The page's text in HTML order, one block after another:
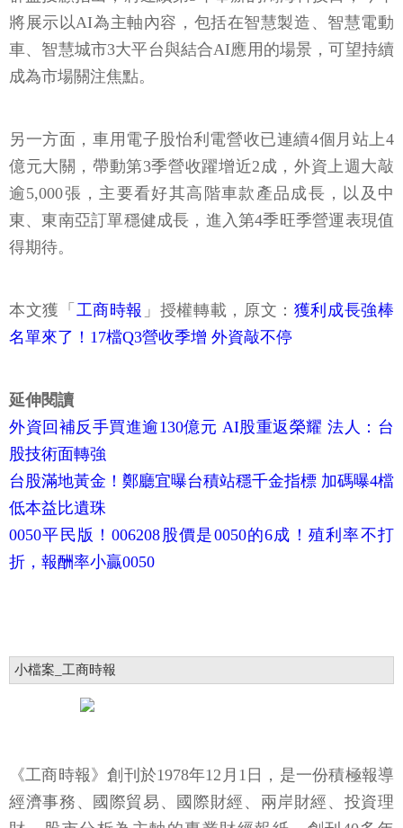
將展示以AI為主軸內容，包括在智慧製造、智慧電動
車、智慧城市3大平台與結合AI應用的場景，可望持續
成為市場關注焦點。
另一方面，車用電子股怡利電營收已連續4個月站上4
億元大關，帶動第3季營收躍增近2成，外資上週大敲
逾5,000張，主要看好其高階車款產品成長，以及中
東、東南亞訂單穩健成長，進入第4季旺季營運表現值
得期待。
本文獲「 工商時報 」授權轉載，原文： 獲利成長強棒
名單來了！17檔Q3營收季增 外資敲不停
延伸閱讀
外資回補反手買進逾130億元 AI股重返榮耀 法人：台
股技術面轉強
台股滿地黃金！鄭廳宜曝台積站穩千金指標 加碼曝4檔
低本益比遺珠
0050平民版！006208股價是0050的6成！殖利率不打
折，報酬率小贏0050
小檔案_工商時報
《工商時報》創刊於1978年12月1日，是一份積極報導
經濟事務、國際貿易、國際財經、兩岸財經、投資理